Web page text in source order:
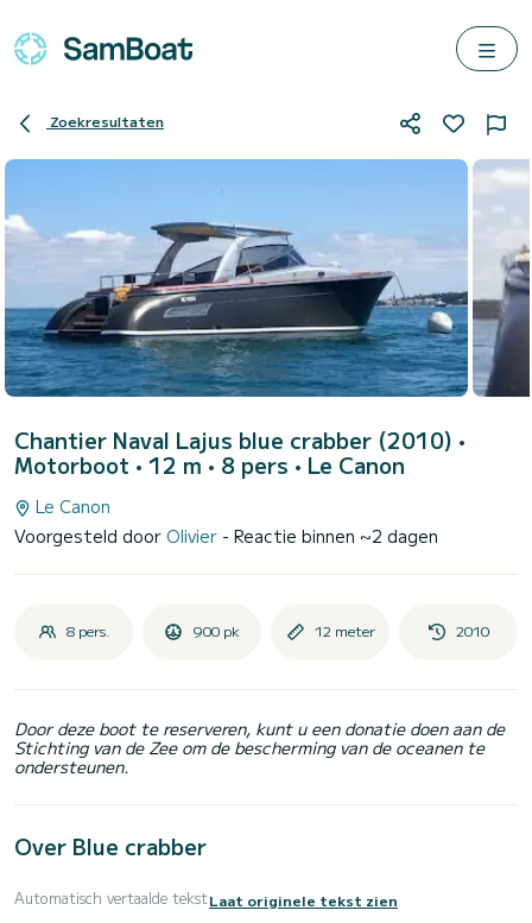
Zoekresultaten
Chantier Naval Lajus blue crabber (2010) •
Motorboot • 12 m • 8 pers • Le Canon
Le Canon
Voorgesteld door Olivier - Reactie binnen ~2 dagen
8 pers. 900 pk 12 meter 2010
Door deze boot te reserveren, kunt u een donatie doen aan de
Stichting van de Zee om de bescherming van de oceanen te
ondersteunen.
Over Blue crabber
Automatisch vertaalde tekstLaat originele tekst zien